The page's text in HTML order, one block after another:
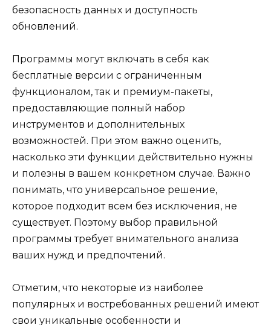
безопасность данных и доступность
обновлений.
Программы могут включать в себя как
бесплатные версии с ограниченным
функционалом, так и премиум-пакеты,
предоставляющие полный набор
инструментов и дополнительных
возможностей. При этом важно оценить,
насколько эти функции действительно нужны
и полезны в вашем конкретном случае. Важно
понимать, что универсальное решение,
которое подходит всем без исключения, не
существует. Поэтому выбор правильной
программы требует внимательного анализа
ваших нужд и предпочтений.
Отметим, что некоторые из наиболее
популярных и востребованных решений имеют
свои уникальные особенности и